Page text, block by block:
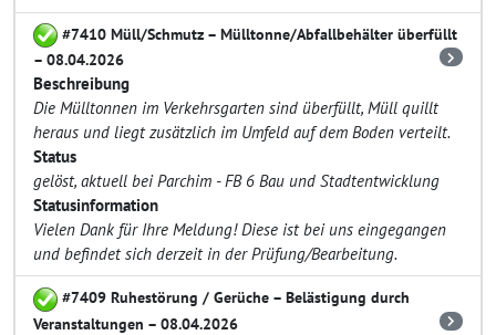
#7410 Müll/Schmutz – Mülltonne/Abfallbehälter überfüllt
– 08.04.2026
Beschreibung
Die Mülltonnen im Verkehrsgarten sind überfüllt, Müll quillt
heraus und liegt zusätzlich im Umfeld auf dem Boden verteilt.
Status
gelöst, aktuell bei Parchim - FB 6 Bau und Stadtentwicklung
Statusinformation
Vielen Dank für Ihre Meldung! Diese ist bei uns eingegangen
und befindet sich derzeit in der Prüfung/Bearbeitung.
#7409 Ruhestörung / Gerüche – Belästigung durch
Veranstaltungen – 08.04.2026